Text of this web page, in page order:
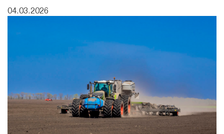
04.03.2026